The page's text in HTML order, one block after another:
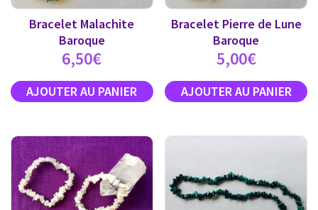
Bracelet Malachite
Baroque
6,50€
Bracelet Pierre de Lune
Baroque
5,00€